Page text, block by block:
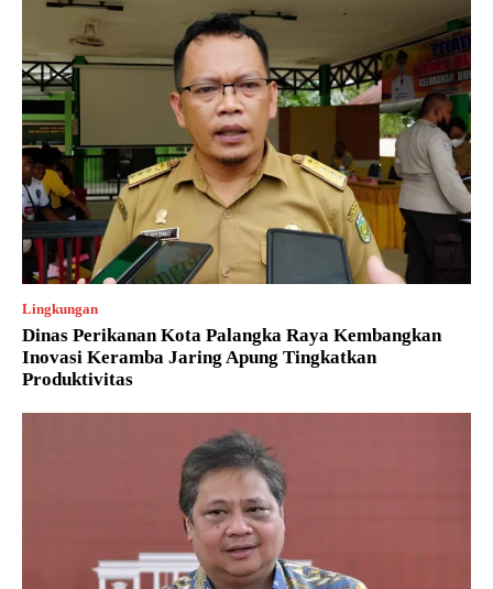
Lingkungan
Dinas Perikanan Kota Palangka Raya Kembangkan
Inovasi Keramba Jaring Apung Tingkatkan
Produktivitas